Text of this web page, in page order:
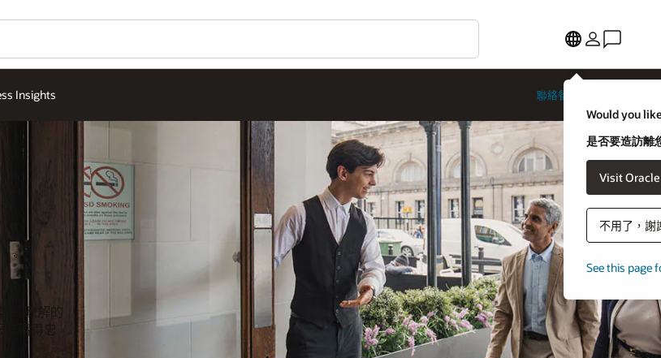
Would you
是否要造訪離
Visit
不用了，謝
See this page
Insights 聯絡餐旅業專家
的瞭解的
贏得忠